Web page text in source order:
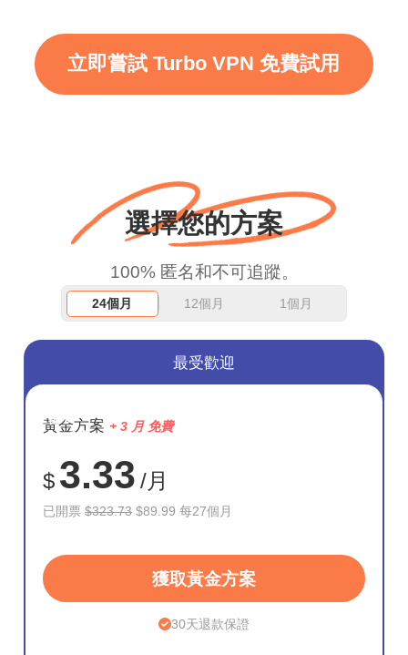
使用這個時，WiFi 已經
很快了，我只想說謝
立即嘗試 Turbo VPN 免費試用
選擇您的方案
100% 匿名和不可追蹤。
24個月 12個月 1個月
節省
72%
最受歡迎
黃金方案 + 3 月 免費
$ 3.33 /月
已開票$323.73 $89.99 每27個月
獲取黃金方案
30天退款保證